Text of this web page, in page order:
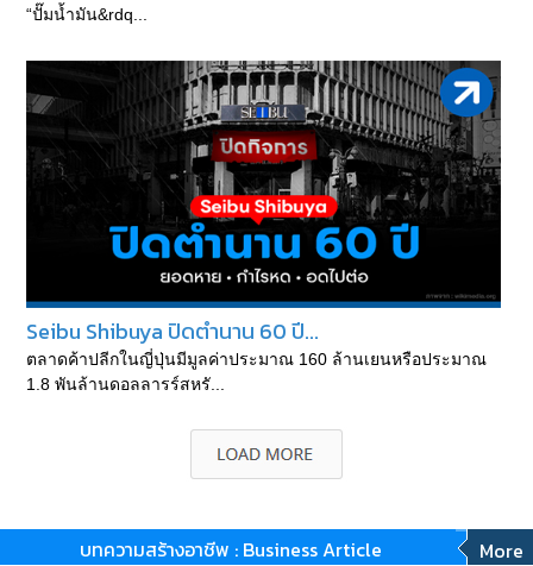
“ปั๊มน้ำมัน&rdq...
Seibu Shibuya ปิดตำนาน 60 ปี...
ตลาดค้าปลีกในญี่ปุ่นมีมูลค่าประมาณ 160 ล้านเยนหรือประมาณ
1.8 พันล้านดอลลารร์สหรั...
บทความสร้างอาชีพ : Business Article More